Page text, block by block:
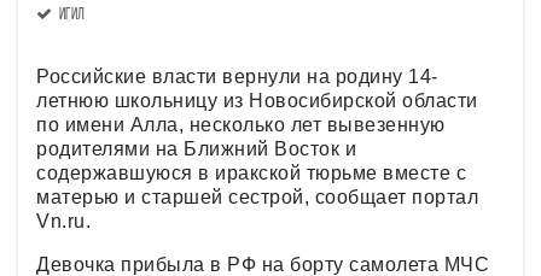
ИГИЛ
Российские власти вернули на родину 14-
летнюю школьницу из Новосибирской области
по имени Алла, несколько лет вывезенную
родителями на Ближний Восток и
содержавшуюся в иракской тюрьме вместе с
матерью и старшей сестрой, сообщает портал
Vn.ru.
Девочка прибыла в РФ на борту самолета МЧС